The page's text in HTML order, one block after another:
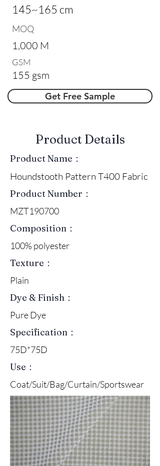
145~165 cm
MOQ
1,000 M
GSM
155 gsm
Get Free Sample
​Product Details
Product Name：
Houndstooth Pattern T400 Fabric
Product Number：
MZT190700
Composition：
100% polyester
Texture：
Plain
Dye & Finish：
Pure Dye
Specification：
75D*75D
Use：
Coat/Suit/Bag/Curtain/Sportswear